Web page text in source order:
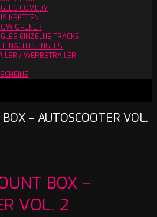
COMEDY
OPENER
EINZELNE TRACKS
/ WERBETRAILER
– AUTOSCOOTER VOL.
BOX –
VOL. 2